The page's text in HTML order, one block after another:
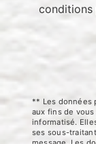
conditions
** Les données
aux fins de
informatisé.
ses sous-